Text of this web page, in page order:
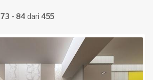
73 - 84 dari 455